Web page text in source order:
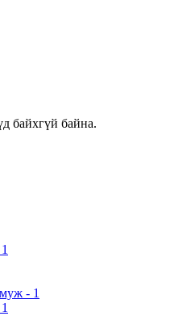
байхгүй байна.
1
- 1
1